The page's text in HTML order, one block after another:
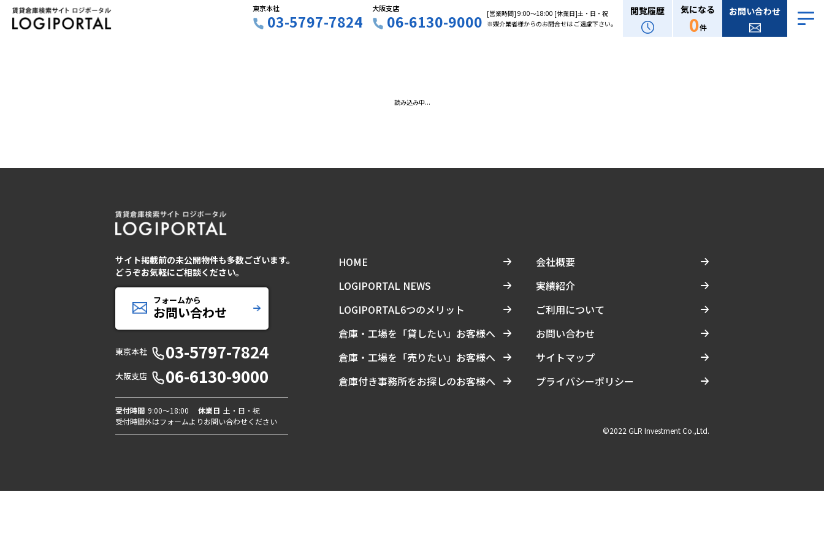
東京本社
03-5797-7824
大阪支店
06-6130-9000 [営業時間] 9:00〜18:00 [休業日]土・日・祝
※媒介業者様からのお問合せは ご遠慮下さい。
閲覧履歴 気になる
0件
お問い合わせ
読み込み中...
サイト掲載前の未公開物件も多数ございます。
どうぞお気軽にご相談ください。
フォームから
お問い合わせ
東京本社 03-5797-7824
大阪支店 06-6130-9000
受付時間 9:00〜18:00 休業日 土・日・祝
受付時間外はフォームよりお問い合わせください
HOME
LOGIPORTAL NEWS
LOGIPORTAL6つのメリット
倉庫・工場を「貸したい」お客様へ
倉庫・工場を「売りたい」お客様へ
倉庫付き事務所をお探しのお客様へ
会社概要
実績紹介
ご利用について
お問い合わせ
サイトマップ
プライバシーポリシー
©2022 GLR Investment Co.,Ltd.